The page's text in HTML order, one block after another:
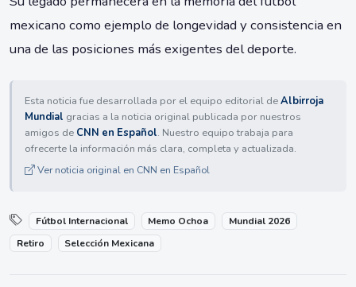
mexicano como ejemplo de longevidad y consistencia en
una de las posiciones más exigentes del deporte.
Esta noticia fue desarrollada por el equipo editorial deAlbirroja
Mundial gracias a la noticia original publicada por nuestros
amigos de CNN en Español. Nuestro equipo trabaja para
ofrecerte la información más clara, completa y actualizada.
Ver noticia original en CNN en Español
Fútbol Internacional Memo Ochoa
Mundial 2026
Retiro
Selección Mexicana